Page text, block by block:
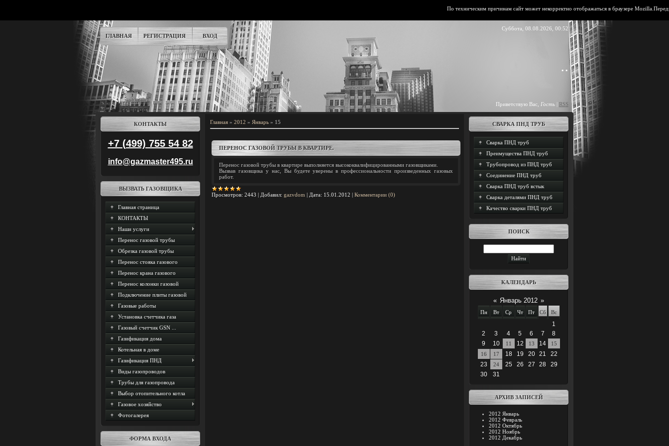
По техническим причинам сайт может некорректно отображаться в браузере
ГЛАВНАЯ РЕГИСТРАЦИЯ ВХОД
Суббота, 08.08.2026, 00:52
..
Приветствую Вас Гость | RSS
КОНТАКТЫ
+7 (499) 755 54 82
info@gazmaster495.ru
ВЫЗВАТЬ ГАЗОВЩИКА
Главная страница
КОНТАКТЫ
Наши услуги
Перенос газовой трубы
Обрезка газовой трубы
Перенос стояка газового
Перенос крана газового
Перенос колонки газовой
Подключение плиты газовой
Газовые работы
Установка счетчика газа
Газовый счетчик GSN ...
Газификация дома
Котельная в доме
Газификация ПНД
Виды газопроводов
Трубы для газопровода
Выбор отопительного котла
Газовое хозяйство
Фотогалерея
ФОРМА ВХОДА
Главная » 2012 » Январь » 15
ПЕРЕНОС ГАЗОВОЙ ТРУБЫ В КВАРТИРЕ.
Перенос газовой трубы в квартире выполняется высококвалифицированными газовщиками.
Вызвав газовщика у нас, Вы будете уверены в профессиональности произведенных газовых
работ.
Просмотров: 2443 | Добавил: gazvdom | Дата: 15.01.2012 | Комментарии (0)
СВАРКА ПНД ТРУБ
Сварка ПНД труб
Преимущества ПНД труб
Трубопровод из ПНД труб
Соединение ПНД труб
Сварка ПНД труб встык
Сварка деталями ПНД труб
Качество сварки ПНД труб
ПОИСК
КАЛЕНДАРЬ
« Январь 2012 »
Пн Вт Ср Чт Пт Сб Вс
1
2
3 4 5 6 7
8
9
10 11 12 13 14
15
16
17 18 19 20 21
22
23
24 25 26 27 28
29
30
31
АРХИВ ЗАПИСЕЙ
2012 Январь
2012 Февраль
2012 Октябрь
2012 Ноябрь
2012 Декабрь